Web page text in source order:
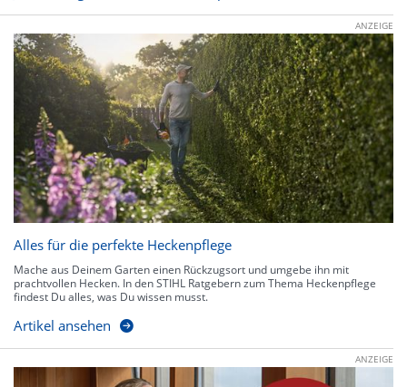
ANZEIGE
Alles für die perfekte Heckenpflege
Mache aus Deinem Garten einen Rückzugsort und umgebe ihn mit
prachtvollen Hecken. In den STIHL Ratgebern zum Thema Heckenpflege
findest Du alles, was Du wissen musst.
Artikel ansehen
ANZEIGE